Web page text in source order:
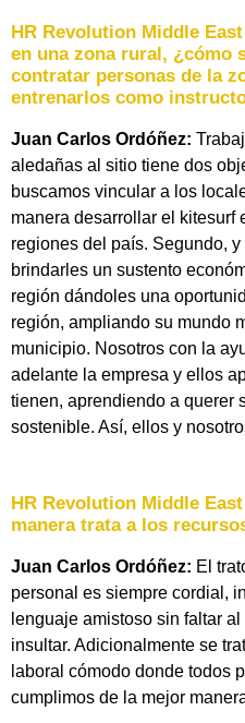
HR Revolution Middle
en una zona rural, ¿cómo
contratar personas de la
entrenarlos como
Juan Carlos Ordóñez:
aledañas al sitio tiene dos
buscamos vincular a los
manera desarrollar el kitesurf
regiones del país. Segundo,
brindarles un sustento
región dándoles una
región, ampliando su mundo
municipio. Nosotros con la
adelante la empresa y ellos
tienen, aprendiendo a querer
sostenible. Así, ellos y
HR Revolution Middle
manera trata a los
Juan Carlos Ordóñez: El
personal es siempre cordial,
lenguaje amistoso sin faltar
insultar. Adicionalmente se
laboral cómodo donde todos
cumplimos de la mejor